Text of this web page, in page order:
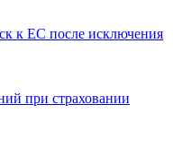
к ЕС после исключения
при страховании